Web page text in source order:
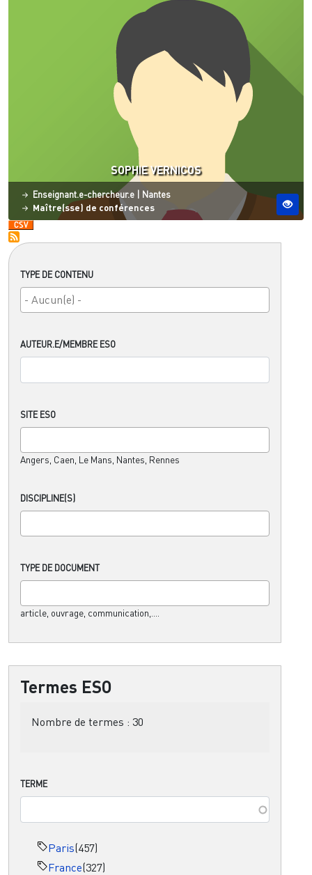
TYPE DE CONTENU
AUTEUR.E/MEMBRE ESO
SITE ESO
Angers, Caen, Le Mans, Nantes, Rennes
DISCIPLINE(S)
TYPE DE DOCUMENT
article, ouvrage, communication,....
Termes ESO
Nombre de termes : 30
TERME
Paris(457)
France(327)
SOPHIE VERNICOS
Statut
Enseignant.e-chercheur.e | Site ESO
Nantes
Maître(sse) de conférences